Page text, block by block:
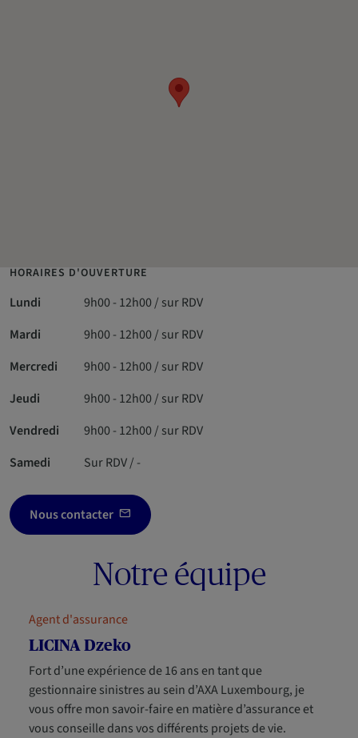
HORAIRES D'OUVERTURE
Lundi
9h00 - 12h00 / sur RDV
Mardi
9h00 - 12h00 / sur RDV
Mercredi
9h00 - 12h00 / sur RDV
Jeudi
9h00 - 12h00 / sur RDV
Vendredi
9h00 - 12h00 / sur RDV
Samedi
Sur RDV / -
Nous contacter
Notre équipe
Agent d'assurance
LICINA Dzeko
Fort d’une expérience de 16 ans en tant que
gestionnaire sinistres au sein d’AXA Luxembourg, je
vous offre mon savoir-faire en matière d’assurance et
vous conseille dans vos différents projets de vie.